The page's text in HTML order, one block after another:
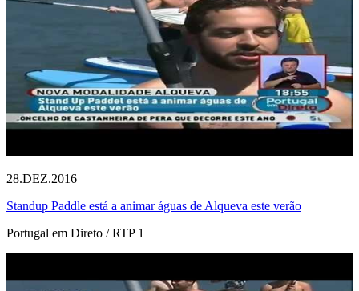
28.DEZ.2016
Standup Paddle está a animar águas de Alqueva este verão
Portugal em Direto / RTP 1